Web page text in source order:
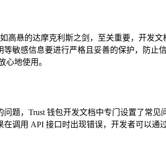
高悬的达摩克利斯之剑，至关重要，开发
敏感信息要进行严格且妥善的保护，防
心地使用。
题，Trust 钱包开发文档中专门设置了常
调用 API 接口时出现错误，开发者可以